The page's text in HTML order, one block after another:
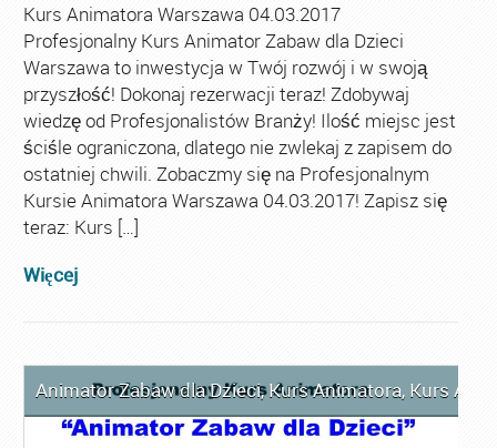
Kurs Animatora Warszawa 04.03.2017
Profesjonalny Kurs Animator Zabaw dla Dzieci
Warszawa to inwestycja w Twój rozwój i w swoją
przyszłość! Dokonaj rezerwacji teraz! Zdobywaj
wiedzę od Profesjonalistów Branży! Ilość miejsc jest
ściśle ograniczona, dlatego nie zwlekaj z zapisem do
ostatniej chwili. Zobaczmy się na Profesjonalnym
Kursie Animatora Warszawa 04.03.2017! Zapisz się
teraz: Kurs […]
Więcej
Animator Zabaw dla Dzieci,Kurs Animatora, Kurs